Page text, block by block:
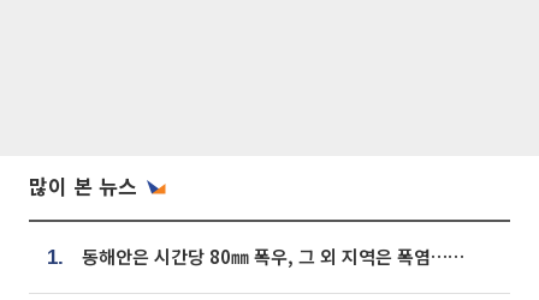
많이 본 뉴스
1. 동해안은 시간당 80㎜ 폭우, 그 외 지역은 폭염…‘극과 극 날씨’